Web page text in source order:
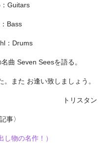
Guitars
Bass
：Drums
曲 Seven Seesを語る。
また お逢い致しましょう。
トリスタン
事〉
し物の名作！）